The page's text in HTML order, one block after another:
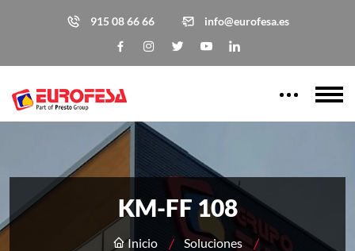
915 08 66 66 info@eurofesa.es
KM-FF 108
Inicio
Soluciones